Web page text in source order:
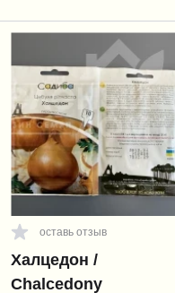
оставь отзыв
Халцедон /
Chalcedony